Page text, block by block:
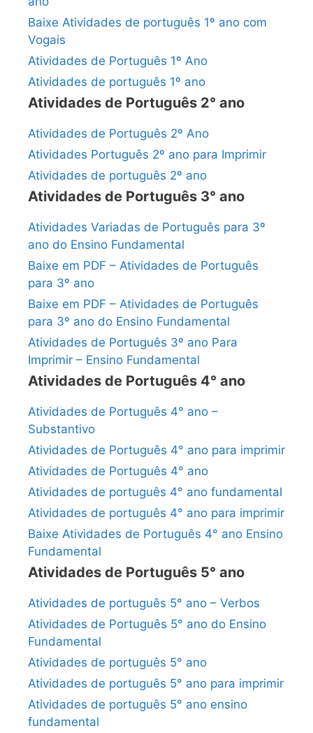
Baixe Atividades de português 1º ano com
Vogais
Atividades de Português 1º Ano
Atividades de português 1º ano
Atividades de Português 2° ano
Atividades de Português 2º Ano
Atividades Português 2º ano para Imprimir
Atividades de português 2º ano
Atividades de Português 3° ano
Atividades Variadas de Português para 3º
ano do Ensino Fundamental
Baixe em PDF – Atividades de Português
para 3º ano
Baixe em PDF – Atividades de Português
para 3º ano do Ensino Fundamental
Atividades de Português 3º ano Para
Imprimir – Ensino Fundamental
Atividades de Português 4° ano
Atividades de Português 4° ano –
Substantivo
Atividades de Português 4° ano para imprimir
Atividades de Português 4° ano
Atividades de português 4° ano fundamental
Atividades de português 4° ano para imprimir
Baixe Atividades de Português 4° ano Ensino
Fundamental
Atividades de Português 5° ano
Atividades de português 5° ano – Verbos
Atividades de Português 5° ano do Ensino
Fundamental
Atividades de português 5° ano
Atividades de português 5° ano para imprimir
Atividades de português 5° ano ensino
fundamental